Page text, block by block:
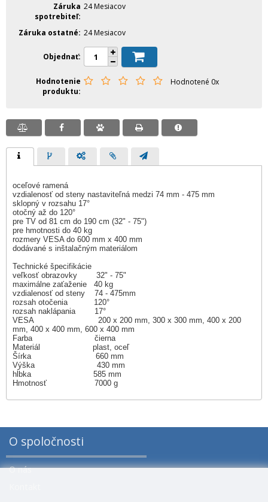
Záruka
spotrebiteľ
24 Mesiacov
Záruka ostatné 24 Mesiacov
Objednať
Hodnotenie
produktu
Hodnotené 0x
oceľové ramená
vzdialenosť od steny nastaviteľná medzi 74 mm - 475 mm
sklopný v rozsahu 17°
otočný až do 120°
pre TV od 81 cm do 190 cm (32" - 75")
pre hmotnosti do 40 kg
rozmery VESA do 600 mm x 400 mm
dodávané s inštalačným materiálom
Technické špecifikácie
veľkosť obrazovky 32" - 75"
maximálne zaťaženie 40 kg
vzdialenosť od steny 74 - 475mm
rozsah otočenia 120°
rozsah naklápania 17°
VESA 200 x 200 mm, 300 x 300 mm, 400 x 200
mm, 400 x 400 mm, 600 x 400 mm
Farba čierna
Materiál plast, oceľ
Šírka 660 mm
Výška 430 mm
hĺbka 585 mm
Hmotnosť 7000 g
O spoločnosti
O nás